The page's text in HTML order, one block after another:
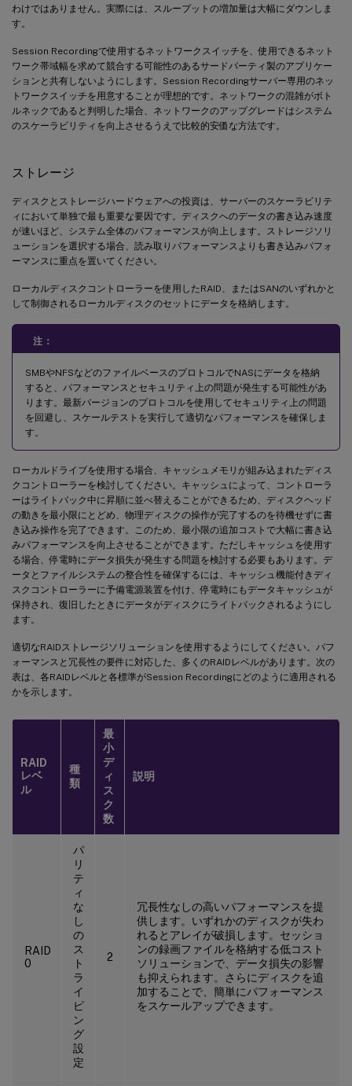
わけではありません。実際には、スループットの増加量は大幅にダウンしま
す。
Session Recordingで使用するネットワークスイッチを、使用できるネット
ワーク帯域幅を求めて競合する可能性のあるサードパーティ製のアプリケー
ションと共有しないようにします。Session Recordingサーバー専用のネッ
トワークスイッチを用意することが理想的です。ネットワークの混雑がボト
ルネックであると判明した場合、ネットワークのアップグレードはシステム
のスケーラビリティを向上させるうえで比較的安価な方法です。
ストレージ
ディスクとストレージハードウェアへの投資は、サーバーのスケーラビリテ
ィにおいて単独で最も重要な要因です。ディスクへのデータの書き込み速度
が速いほど、システム全体のパフォーマンスが向上します。ストレージソリ
ューションを選択する場合、読み取りパフォーマンスよりも書き込みパフォ
ーマンスに重点を置いてください。
ローカルディスクコントローラーを使用したRAID、またはSANのいずれかと
して制御されるローカルディスクのセットにデータを格納します。
注：
SMBやNFSなどのファイルベースのプロトコルでNASにデータを格納
すると、パフォーマンスとセキュリティ上の問題が発生する可能性があ
ります。最新バージョンのプロトコルを使用してセキュリティ上の問題
を回避し、スケールテストを実行して適切なパフォーマンスを確保しま
す。
ローカルドライブを使用する場合、キャッシュメモリが組み込まれたディス
クコントローラーを検討してください。キャッシュによって、コントローラ
ーはライトバック中に昇順に並べ替えることができるため、ディスクヘッド
の動きを最小限にとどめ、物理ディスクの操作が完了するのを待機せずに書
き込み操作を完了できます。このため、最小限の追加コストで大幅に書き込
みパフォーマンスを向上させることができます。ただしキャッシュを使用す
る場合、停電時にデータ損失が発生する問題を検討する必要もあります。デ
ータとファイルシステムの整合性を確保するには、キャッシュ機能付きディ
スクコントローラーに予備電源装置を付け、停電時にもデータキャッシュが
保持され、復旧したときにデータがディスクにライトバックされるようにし
ます。
適切なRAIDストレージソリューションを使用するようにしてください。パフ
ォーマンスと冗長性の要件に対応した、多くのRAIDレベルがあります。次の
表は、各RAIDレベルと各標準がSession Recordingにどのように適用される
かを示します。
RAID
レベ
ル
種
類
最
小
デ
ィ
ス
ク
数
説明
RAID
0
パ
リ
テ
ィ
な
し
の
ス
ト
ラ
イ
ピ
ン
グ
設
定
2
冗長性なしの高いパフォーマンスを提
供します。いずれかのディスクが失わ
れるとアレイが破損します。セッショ
ンの録画ファイルを格納する低コスト
ソリューションで、データ損失の影響
も抑えられます。さらにディスクを追
加することで、簡単にパフォーマンス
をスケールアップできます。